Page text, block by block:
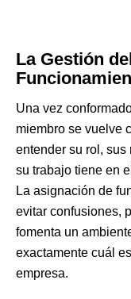
La Gestión
Una vez
miembro se vuelve
entender su rol,
su trabajo tiene en
La asignación de
evitar confusiones,
fomenta un
exactamente cuál
empresa.